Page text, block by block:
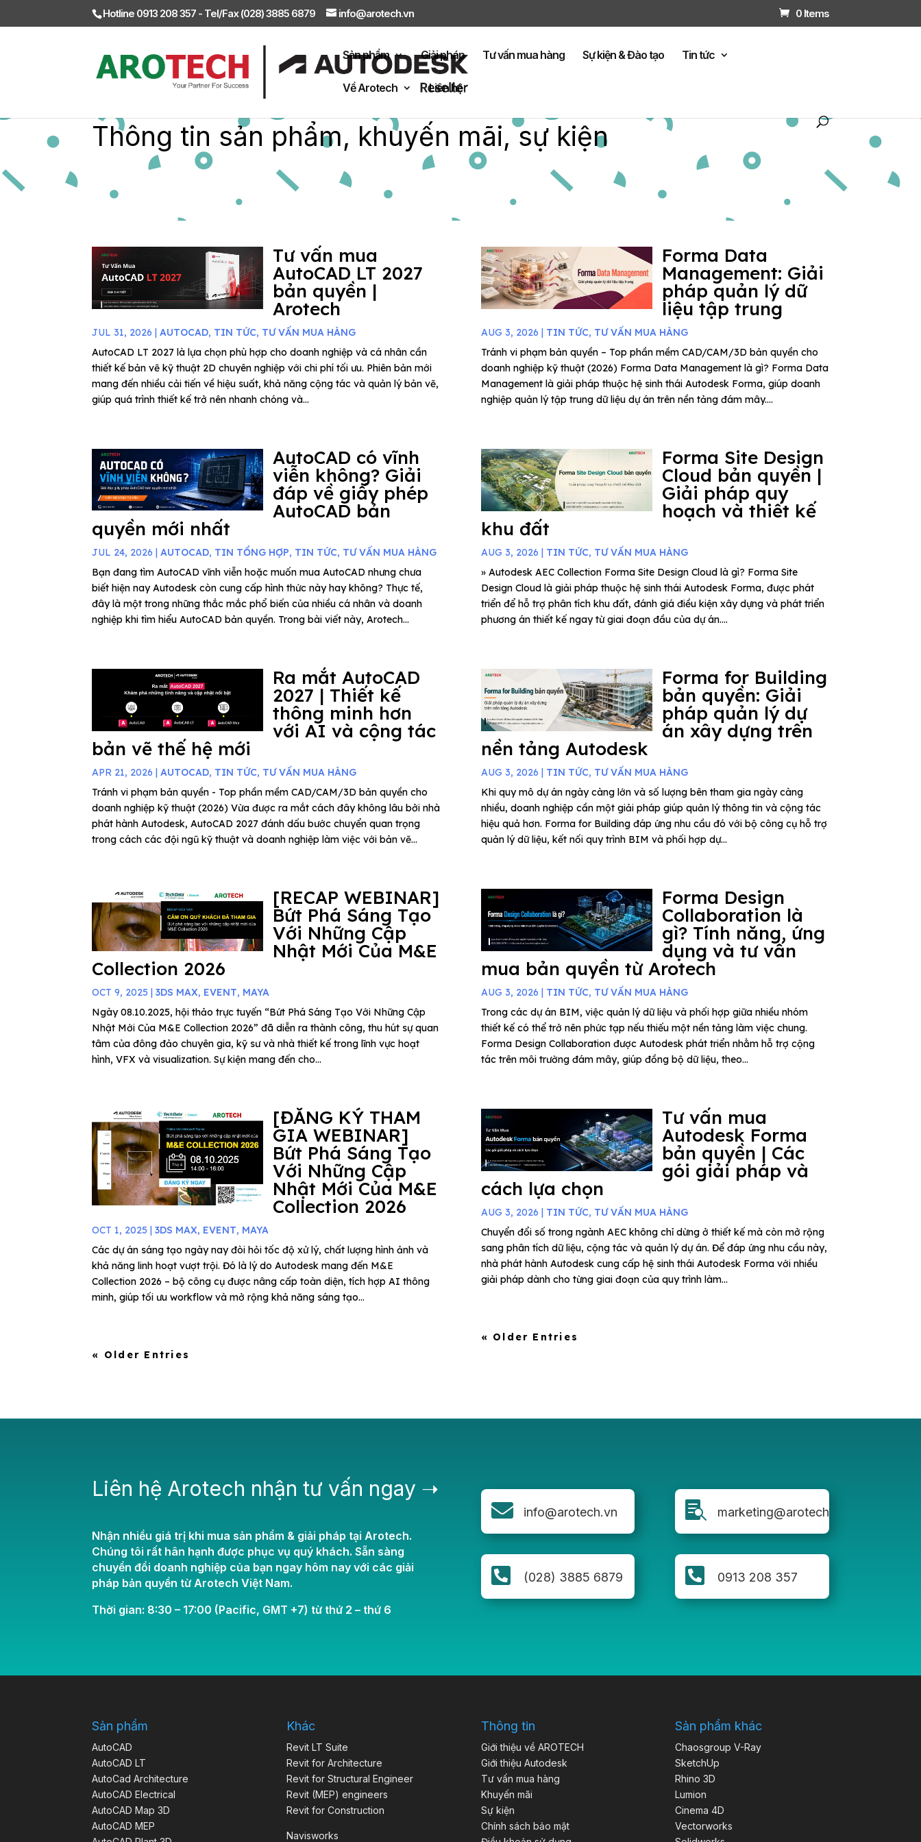
Hotline 0913 208 357 - Tel/Fax (028) 3885 6879 info@arotech.vn 0 Items
Sản phẩm Giải pháp Tư vấn mua hàng Sự kiện & Đào tạo Tin tức
Về Arotech Liên hệ
Thông tin sản phẩm, khuyến mãi, sự kiện
Tư vấn mua
AutoCAD LT 2027
bản quyền |
Arotech
JUL 31, 2026 |AUTOCAD, TIN TỨC, TƯ VẤN MUA HÀNG
AutoCAD LT 2027 là lựa chọn phù hợp cho doanh nghiệp và cá nhân cần
thiết kế bản vẽ kỹ thuật 2D chuyên nghiệp với chi phí tối ưu. Phiên bản mới
mang đến nhiều cải tiến về hiệu suất, khả năng cộng tác và quản lý bản vẽ,
giúp quá trình thiết kế trở nên nhanh chóng và...
AutoCAD có vĩnh
viễn không? Giải
đáp về giấy phép
AutoCAD bản
quyền mới nhất
JUL 24, 2026 |AUTOCAD, TIN TỔNG HỢP, TIN TỨC, TƯ VẤN MUA HÀNG
Bạn đang tìm AutoCAD vĩnh viễn hoặc muốn mua AutoCAD nhưng chưa
biết hiện nay Autodesk còn cung cấp hình thức này hay không? Thực tế,
đây là một trong những thắc mắc phổ biến của nhiều cá nhân và doanh
nghiệp khi tìm hiểu AutoCAD bản quyền. Trong bài viết này, Arotech...
Ra mắt AutoCAD
2027 | Thiết kế
thông minh hơn
với AI và cộng tác
bản vẽ thế hệ mới
APR 21, 2026 |AUTOCAD, TIN TỨC, TƯ VẤN MUA HÀNG
Tránh vi phạm bản quyền - Top phần mềm CAD/CAM/3D bản quyền cho
doanh nghiệp kỹ thuật (2026) Vừa được ra mắt cách đây không lâu bởi nhà
phát hành Autodesk, AutoCAD 2027 đánh dấu bước chuyển quan trọng
trong cách các đội ngũ kỹ thuật và doanh nghiệp làm việc với bản vẽ...
[RECAP WEBINAR]
Bứt Phá Sáng Tạo
Với Những Cập
Nhật Mới Của M&E
Collection 2026
OCT 9, 2025 |3DS MAX, EVENT, MAYA
Ngày 08.10.2025, hội thảo trực tuyến “Bứt Phá Sáng Tạo Với Những Cập
Nhật Mới Của M&E Collection 2026” đã diễn ra thành công, thu hút sự quan
tâm của đông đảo chuyên gia, kỹ sư và nhà thiết kế trong lĩnh vực hoạt
hình, VFX và visualization. Sự kiện mang đến cho...
[ĐĂNG KÝ THAM
GIA WEBINAR]
Bứt Phá Sáng Tạo
Với Những Cập
Nhật Mới Của M&E
Collection 2026
OCT 1, 2025 |3DS MAX, EVENT, MAYA
Các dự án sáng tạo ngày nay đòi hỏi tốc độ xử lý, chất lượng hình ảnh và
khả năng linh hoạt vượt trội. Đó là lý do Autodesk mang đến M&E
Collection 2026 – bộ công cụ được nâng cấp toàn diện, tích hợp AI thông
minh, giúp tối ưu workflow và mở rộng khả năng sáng tạo...
« Older Entries
Forma Data
Management: Giải
pháp quản lý dữ
liệu tập trung
AUG 3, 2026 | TIN TỨC, TƯ VẤN MUA HÀNG
Tránh vi phạm bản quyền – Top phần mềm CAD/CAM/3D bản quyền cho
doanh nghiệp kỹ thuật (2026) Forma Data Management là gì? Forma Data
Management là giải pháp thuộc hệ sinh thái Autodesk Forma, giúp doanh
nghiệp quản lý tập trung dữ liệu dự án trên nền tảng đám mây....
Forma Site Design
Cloud bản quyền |
Giải pháp quy
hoạch và thiết kế
khu đất
AUG 3, 2026 | TIN TỨC, TƯ VẤN MUA HÀNG
» Autodesk AEC Collection Forma Site Design Cloud là gì? Forma Site
Design Cloud là giải pháp thuộc hệ sinh thái Autodesk Forma, được phát
triển để hỗ trợ phân tích khu đất, đánh giá điều kiện xây dựng và phát triển
phương án thiết kế ngay từ giai đoạn đầu của dự án....
Forma for Building
bản quyền: Giải
pháp quản lý dự
án xây dựng trên
nền tảng Autodesk
AUG 3, 2026 | TIN TỨC, TƯ VẤN MUA HÀNG
Khi quy mô dự án ngày càng lớn và số lượng bên tham gia ngày càng
nhiều, doanh nghiệp cần một giải pháp giúp quản lý thông tin và cộng tác
hiệu quả hơn. Forma for Building đáp ứng nhu cầu đó với bộ công cụ hỗ trợ
quản lý dữ liệu, kết nối quy trình BIM và phối hợp dự...
Forma Design
Collaboration là
gì? Tính năng, ứng
dụng và tư vấn
mua bản quyền từ Arotech
AUG 3, 2026 | TIN TỨC, TƯ VẤN MUA HÀNG
Trong các dự án BIM, việc quản lý dữ liệu và phối hợp giữa nhiều nhóm
thiết kế có thể trở nên phức tạp nếu thiếu một nền tảng làm việc chung.
Forma Design Collaboration được Autodesk phát triển nhằm hỗ trợ cộng
tác trên môi trường đám mây, giúp đồng bộ dữ liệu, theo...
Tư vấn mua
Autodesk Forma
bản quyền | Các
gói giải pháp và
cách lựa chọn
AUG 3, 2026 | TIN TỨC, TƯ VẤN MUA HÀNG
Chuyển đổi số trong ngành AEC không chỉ dừng ở thiết kế mà còn mở rộng
sang phân tích dữ liệu, cộng tác và quản lý dự án. Để đáp ứng nhu cầu này,
nhà phát hành Autodesk cung cấp hệ sinh thái Autodesk Forma với nhiều
giải pháp dành cho từng giai đoạn của quy trình làm...
« Older Entries
Liên hệ Arotech nhận tư vấn ngay ➝
Nhận nhiều giá trị khi mua sản phẩm & giải pháp tại Arotech.
Chúng tôi rất hân hạnh được phục vụ quý khách. Sẵn sàng
chuyển đổi doanh nghiệp của bạn ngay hôm nay với các giải
pháp bản quyền từ Arotech Việt Nam.
Thời gian: 8:30 – 17:00 (Pacific, GMT +7) từ thứ 2 – thứ 6
 info@arotech.vn
 (028) 3885 6879
 marketing@arotech.vn
 0913 208 357
Sản phẩm
AutoCAD
AutoCAD LT
AutoCad Architecture
AutoCAD Electrical
AutoCAD Map 3D
AutoCAD MEP
Khác
Revit LT Suite
Revit for Architecture
Revit for Structural Engineer
Revit (MEP) engineers
Revit for Construction
Navisworks
Thông tin
Giới thiệu về AROTECH
Giới thiệu Autodesk
Tư vấn mua hàng
Khuyến mãi
Sự kiện
Chính sách bảo mật
Sản phẩm khác
Chaosgroup V-Ray
SketchUp
Rhino 3D
Lumion
Cinema 4D
Vectorworks